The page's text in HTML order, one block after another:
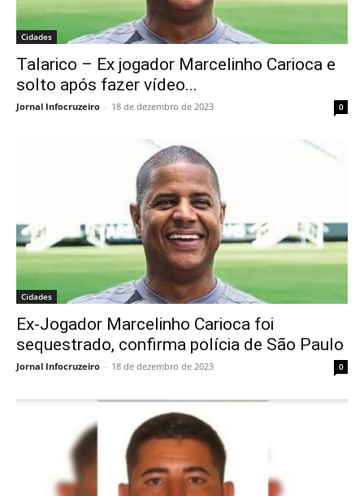
Cidades
Talarico – Ex jogador Marcelinho Carioca e
solto após fazer vídeo...
Jornal Infocruzeiro - 18 de dezembro de 2023 0
Cidades
Ex-Jogador Marcelinho Carioca foi
sequestrado, confirma polícia de São Paulo
Jornal Infocruzeiro - 18 de dezembro de 2023 0